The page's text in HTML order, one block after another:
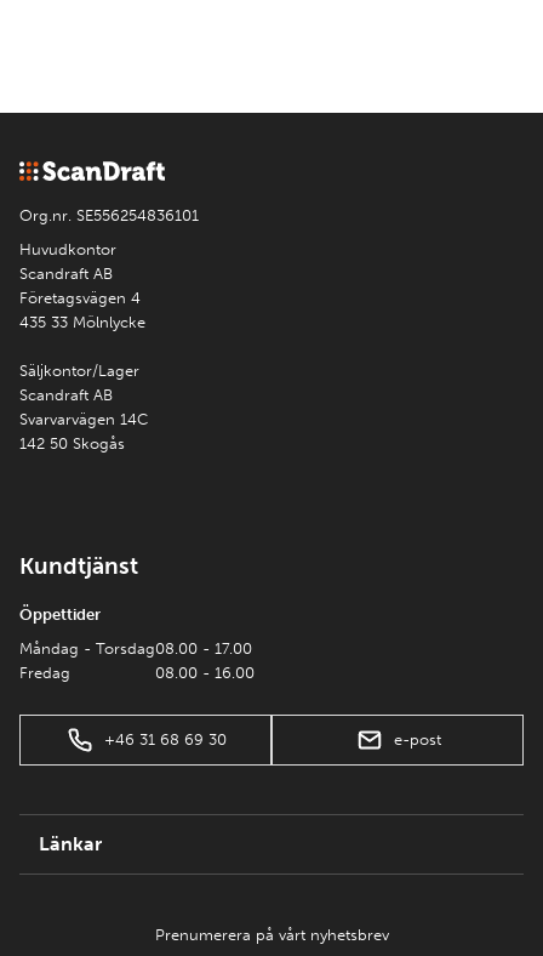
Org.nr. SE556254836101
Huvudkontor
Scandraft AB
Företagsvägen 4
435 33 Mölnlycke
Säljkontor/Lager
Scandraft AB
Svarvarvägen 14C
142 50 Skogås
Kundtjänst
Öppettider
Måndag - Torsdag
Fredag
08.00 - 17.00
08.00 - 16.00
+46 31 68 69 30 e-post
Länkar
Prenumerera på vårt nyhetsbrev